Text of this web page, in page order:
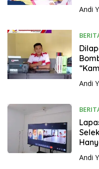
Andi
Andi
Lolos.
Andi